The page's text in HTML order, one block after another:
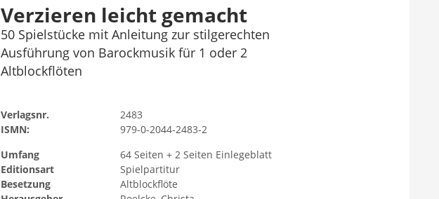
Verzieren leicht gemacht
50 Spielstücke mit Anleitung zur stilgerechten
Ausführung von Barockmusik für 1 oder 2
Altblockflöten
Verlagsnr.
2483
ISMN:
979-0-2044-2483-2
Umfang
64 Seiten + 2 Seiten Einlegeblatt
Editionsart
Spielpartitur
Besetzung
Altblockflöte